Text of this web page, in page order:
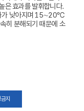
은 효과를 발휘합니다.
가 낮아지며 15∼20℃
히 분해되기 때문에 소
지